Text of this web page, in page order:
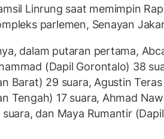
Linrung saat memimpin
parlemen, Senayan
dalam putaran pertama,
(Dapil Gorontalo) 38
Barat) 29 suara, Agustin
Tengah) 17 suara, Ahmad
dan Maya Rumantir